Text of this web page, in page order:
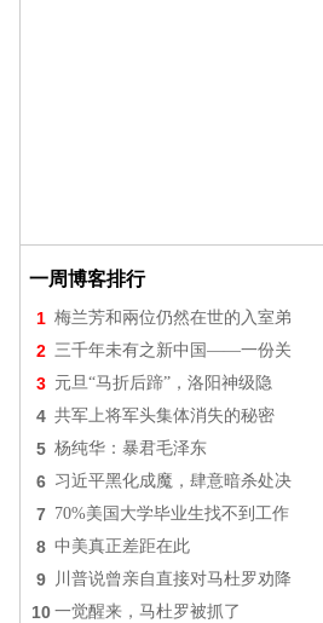
一周博客排行
1 梅兰芳和兩位仍然在世的入室弟
2 三千年未有之新中国——一份关
3 元旦“马折后蹄”，洛阳神级隐
4 共军上将军头集体消失的秘密
5 杨纯华：暴君毛泽东
6 习近平黑化成魔，肆意暗杀处决
7 70%美国大学毕业生找不到工作
8 中美真正差距在此
9 川普说曾亲自直接对马杜罗劝降
10 一觉醒来，马杜罗被抓了